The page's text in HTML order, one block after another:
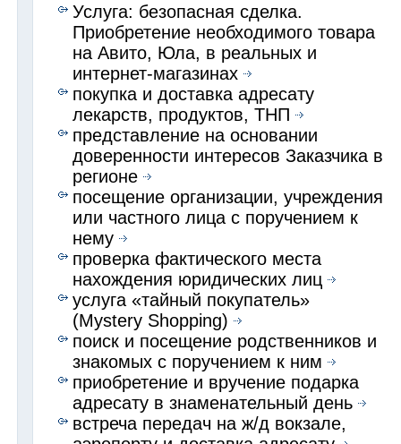
Услуга: безопасная сделка.
Приобретение необходимого товара
на Авито, Юла, в реальных и
интернет-магазинах
покупка и доставка адресату
лекарств, продуктов, ТНП
представление на основании
доверенности интересов Заказчика в
регионе
посещение организации, учреждения
или частного лица с поручением к
нему
проверка фактического места
нахождения юридических лиц
услуга «тайный покупатель»
(Mystery Shopping)
поиск и посещение родственников и
знакомых с поручением к ним
приобретение и вручение подарка
адресату в знаменательный день
встреча передач на ж/д вокзале,